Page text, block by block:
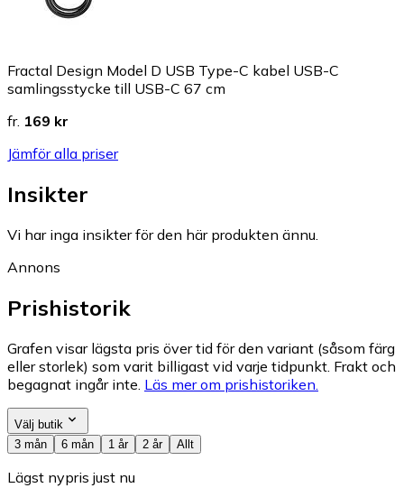
Fractal Design Model D USB Type-C kabel USB-C
samlingsstycke till USB-C 67 cm
fr. 169 kr
Jämför alla priser
Insikter
Vi har inga insikter för den här produkten ännu.
Annons
Prishistorik
Grafen visar lägsta pris över tid för den variant (såsom färg
eller storlek) som varit billigast vid varje tidpunkt. Frakt och
begagnat ingår inte. Läs mer om prishistoriken.
Välj butik
3 mån
6 mån 1 år 2 år Allt
Lägst nypris just nu